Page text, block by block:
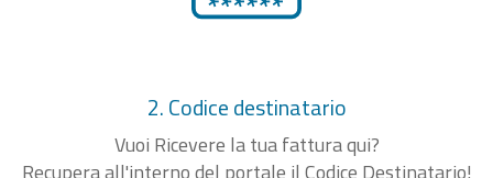
2. Codice destinatario
Vuoi Ricevere la tua fattura qui?
Recupera all'interno del portale il Codice Destinatario!